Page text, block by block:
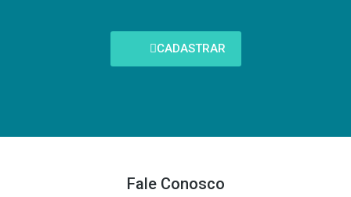
CADASTRAR
Fale Conosco